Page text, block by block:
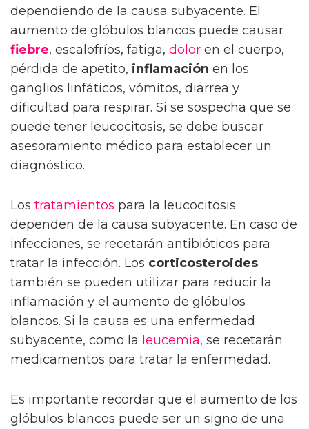
dependiendo de la causa subyacente. El
aumento de glóbulos blancos puede causar
fiebre, escalofríos, fatiga, dolor en el cuerpo,
pérdida de apetito, inflamación en los
ganglios linfáticos, vómitos, diarrea y
dificultad para respirar. Si se sospecha que se
puede tener leucocitosis, se debe buscar
asesoramiento médico para establecer un
diagnóstico.
Los tratamientos para la leucocitosis
dependen de la causa subyacente. En caso de
infecciones, se recetarán antibióticos para
tratar la infección. Los corticosteroides
también se pueden utilizar para reducir la
inflamación y el aumento de glóbulos
blancos. Si la causa es una enfermedad
subyacente, como la leucemia, se recetarán
medicamentos para tratar la enfermedad.
Es importante recordar que el aumento de los
glóbulos blancos puede ser un signo de una